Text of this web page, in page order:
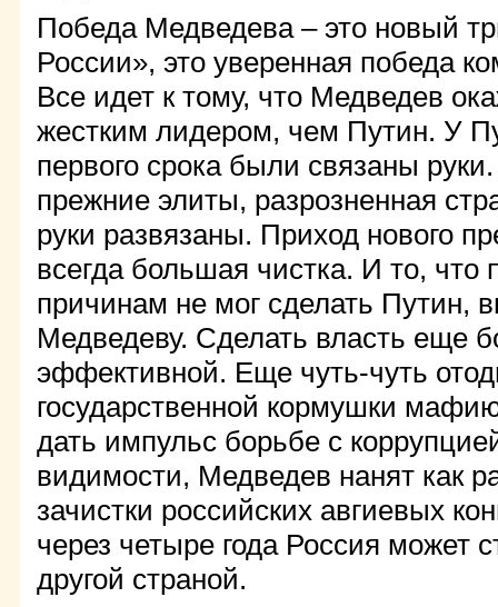
Победа Медведева – это новый
России», это уверенная победа
Все идет к тому, что Медведев
жестким лидером, чем Путин. У
первого срока были связаны
прежние элиты, разрозненная
руки развязаны. Приход нового
всегда большая чистка. И то, что
причинам не мог сделать Путин,
Медведеву. Сделать власть еще
эффективной. Еще чуть-чуть
государственной кормушки
дать импульс борьбе с
видимости, Медведев нанят как
зачистки российских авгиевых
через четыре года Россия может
другой страной.